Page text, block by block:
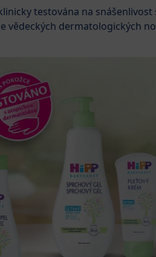
testována na snášenlivost
vědeckých dermatologických